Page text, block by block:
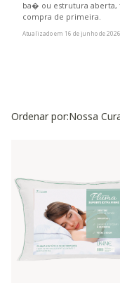
ba� ou estrutura aberta,
compra de primeira.
Atualizado em 16 de junho de
Ordenar por:Nossa